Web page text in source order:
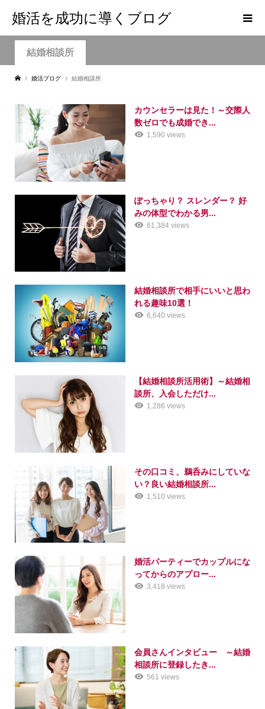
婚活を成功に導くブログ
結婚相談所
婚活ブログ 結婚相談所
カウンセラーは見た！～交際人
数ゼロでも成婚でき...
1,590 views
ぽっちゃり？ スレンダー？ 好
みの体型でわかる男...
61,384 views
結婚相談所で相手にいいと思わ
れる趣味10選！
6,640 views
【結婚相談所活用術】～結婚相
談所、入会しただけ...
1,286 views
その口コミ、鵜呑みにしていな
い？良い結婚相談所...
1,510 views
婚活パーティーでカップルにな
ってからのアプロー...
3,418 views
会員さんインタビュー ～結婚
相談所に登録したき...
561 views